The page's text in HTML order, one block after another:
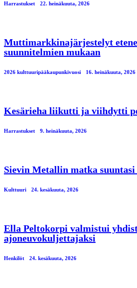
Harrastukset 22. heinäkuuta, 2026
Muttimarkkinajärjestelyt
suunnitelmien mukaan
2026 kulttuuripääkaupunkivuosi 16. heinäkuuta, 2026
Kesärieha liikutti ja viihdytti
Harrastukset 9. heinäkuuta, 2026
Sievin Metallin matka
Kulttuuri 24. kesäkuuta, 2026
Ella Peltokorpi valmistui
ajoneuvokuljettajaksi
Henkilöt 24. kesäkuuta, 2026